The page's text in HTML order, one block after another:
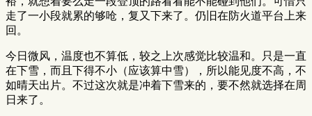
走了一小段就累的够呛，复又下来了。仍旧在防火道平台上来
回。
今日微风，温度也不算低，较之上次感觉比较温和。只是一直
在下雪，而且下得不小（应该算中雪），所以能见度不高，不
如晴天出片。不过这次就是冲着下雪来的，要不然就选择在周
日来了。